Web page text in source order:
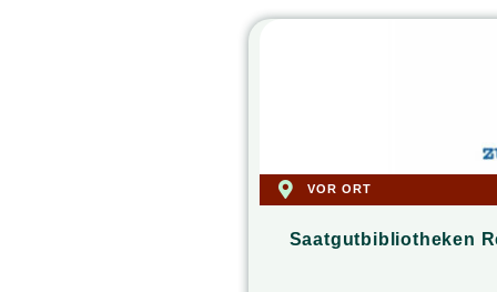
VOR ORT
Saatgutbibliotheken